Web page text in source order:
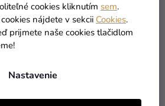
cookies kliknutím sem.
nájdete v sekcii Cookies.
prijmete naše cookies tlačidlom
Nastavenie